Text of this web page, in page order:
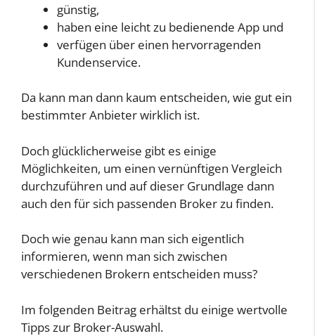
günstig,
haben eine leicht zu bedienende App und
verfügen über einen hervorragenden
Kundenservice.
Da kann man dann kaum entscheiden, wie gut ein
bestimmter Anbieter wirklich ist.
Doch glücklicherweise gibt es einige
Möglichkeiten, um einen vernünftigen Vergleich
durchzuführen und auf dieser Grundlage dann
auch den für sich passenden Broker zu finden.
Doch wie genau kann man sich eigentlich
informieren, wenn man sich zwischen
verschiedenen Brokern entscheiden muss?
Im folgenden Beitrag erhältst du einige wertvolle
Tipps zur Broker-Auswahl.